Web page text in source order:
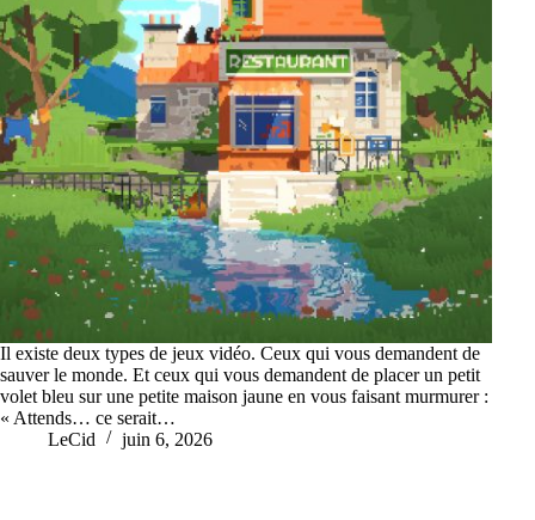
Il existe deux types de jeux vidéo. Ceux qui vous demandent de
sauver le monde. Et ceux qui vous demandent de placer un petit
volet bleu sur une petite maison jaune en vous faisant murmurer :
« Attends… ce serait…
LeCid
juin 6, 2026